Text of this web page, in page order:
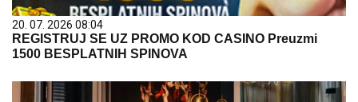
20. 07. 2026 08:04
REGISTRUJ SE UZ PROMO KOD CASINO Preuzmi
1500 BESPLATNIH SPINOVA